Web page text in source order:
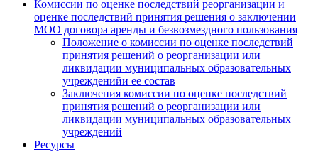
Комиссии по оценке последствий реорганизации и
оценке последствий принятия решения о заключении
МОО договора аренды и безвозмездного пользования
Положение о комиссии по оценке последствий
принятия решений о реорганизации или
ликвидации муниципальных образовательных
учрежденийи ее состав
Заключения комиссии по оценке последствий
принятия решений о реорганизации или
ликвидации муниципальных образовательных
учреждений
Ресурсы